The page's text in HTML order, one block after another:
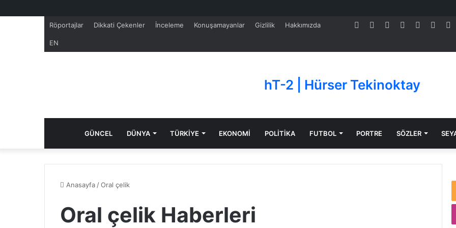
Röportajlar Dikkati Çekenler İnceleme Konuşamayanlar Gizlilik Hakkımızda
EN
YouTube
LinkedIn
Pinterest
Twitter
Facebook
hT-2 | Hürser Tekinoktay
GÜNCEL DÜNYA TÜRKİYE EKONOMİ POLİTİKA FUTBOL PORTRE SÖZLER
Anasayfa /Oral çelik
Oral çelik Haberleri